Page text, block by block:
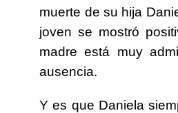
muerte de su hija
joven se mostró
madre está muy
ausencia.
Y es que Daniela